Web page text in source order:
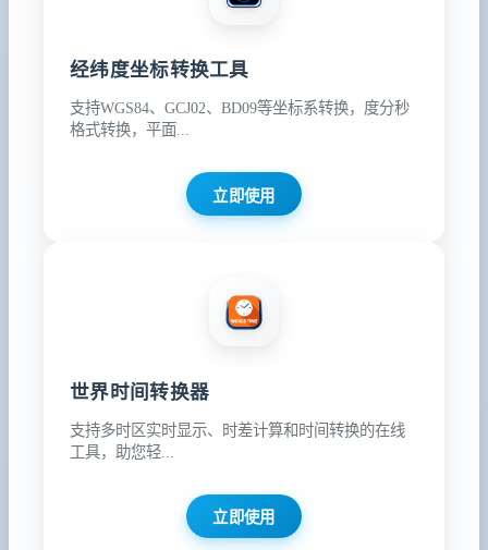
经纬度坐标转换工具
支持WGS84、GCJ02、BD09等坐标系转换，度分秒
格式转换，平面...
立即使用
世界时间转换器
支持多时区实时显示、时差计算和时间转换的在线
工具，助您轻...
立即使用